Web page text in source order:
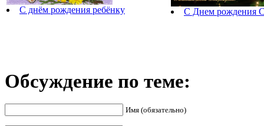
С днём рождения ребёнку С Днем рождения
Обсуждение по теме:
Имя (обязательно)